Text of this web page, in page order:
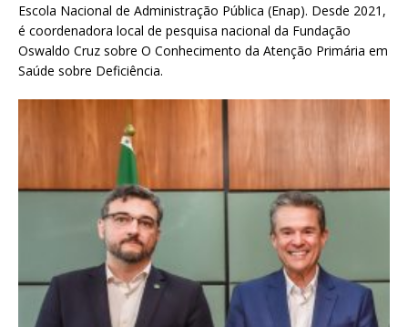
Escola Nacional de Administração Pública (Enap). Desde 2021,
é coordenadora local de pesquisa nacional da Fundação
Oswaldo Cruz sobre O Conhecimento da Atenção Primária em
Saúde sobre Deficiência.